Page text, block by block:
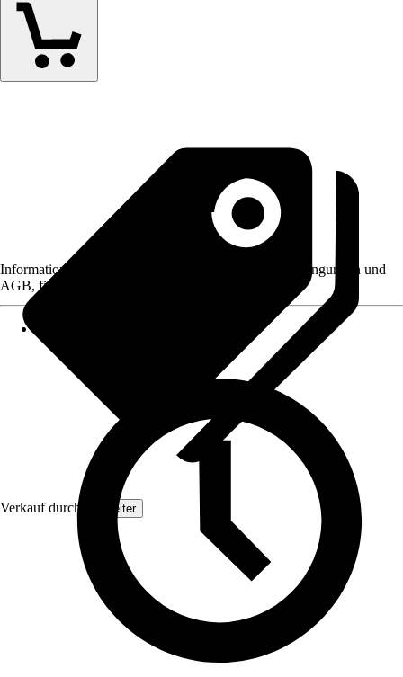
Verkauf durch: Topleiter
Informationen des Verkäufers, wie z. B. Rückgabebedingungen und
AGB, finden Sie bei Klick auf den Verkäufernamen.